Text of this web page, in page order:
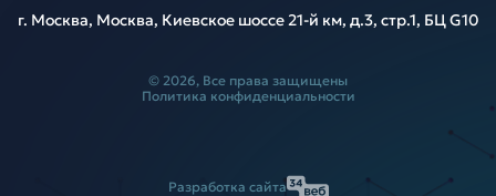
г. Москва, Москва, Киевское шоссе 21-й км, д.3, стр.1, БЦ G10
© 2026, Все права защищены
Политика конфиденциальности
Разработка сайта